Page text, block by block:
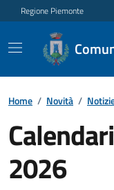
Regione Piemonte
Home / Novità /
2026